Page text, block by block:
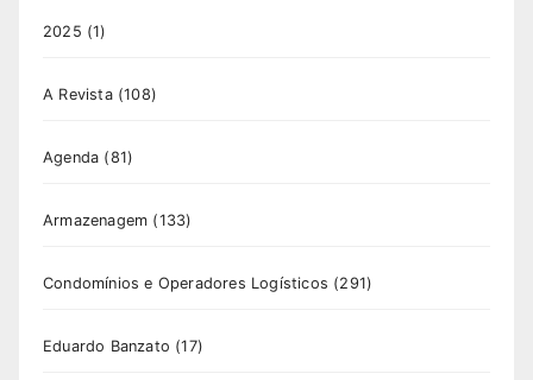
2025 (1)
A Revista(108)
Agenda (81)
Armazenagem (133)
Condomínios e Operadores Logísticos (291)
Eduardo Banzato (17)